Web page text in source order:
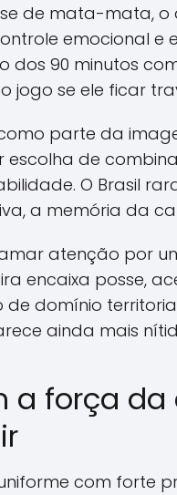
de mata-mata,
emocional e
90 minutos
jogo se ele ficar
parte da
de
O Brasil
a memória da
atenção por
encaixa posse,
domínio
ainda mais
a força
com forte